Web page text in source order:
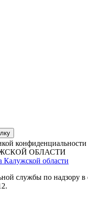
конфиденциальности
ОБЛАСТИ
службы по